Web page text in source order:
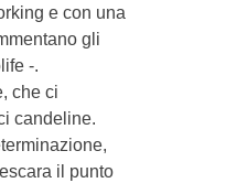
e con una
gli
-.
che ci
candeline.
il punto